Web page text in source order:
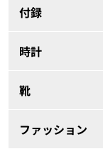
付録
時計
靴
ファッション